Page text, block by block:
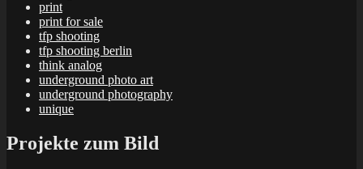
print
print for sale
tfp shooting
tfp shooting berlin
think analog
underground photo art
underground photography
unique
Projekte zum Bild